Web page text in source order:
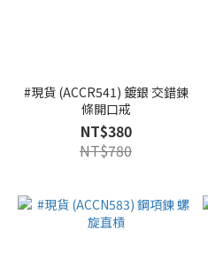
#現貨 (ACCR541) 鍍銀 交錯鍊
條開口戒
NT$380
NT$780